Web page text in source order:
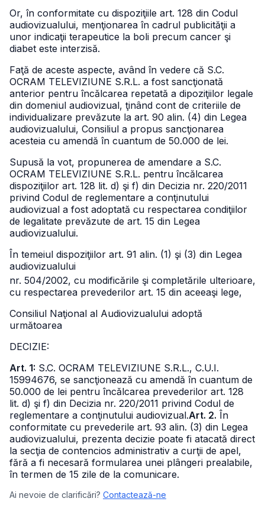
Or, în conformitate cu dispoziţiile art. 128 din Codul
audiovizualului, menţionarea în cadrul publicităţii a
unor indicaţii terapeutice la boli precum cancer şi
diabet este interzisă.
Faţă de aceste aspecte, având în vedere că S.C.
OCRAM TELEVIZIUNE S.R.L. a fost sancţionată
anterior pentru încălcarea repetată a dipoziţiilor legale
din domeniul audiovizual, ţinând cont de criteriile de
individualizare prevăzute la art. 90 alin. (4) din Legea
audiovizualului, Consiliul a propus sancţionarea
acesteia cu amendă în cuantum de 50.000 de lei.
Supusă la vot, propunerea de amendare a S.C.
OCRAM TELEVIZIUNE S.R.L. pentru încălcarea
dispoziţiilor art. 128 lit. d) şi f) din Decizia nr. 220/2011
privind Codul de reglementare a conţinutului
audiovizual a fost adoptată cu respectarea condiţiilor
de legalitate prevăzute de art. 15 din Legea
audiovizualului.
În temeiul dispoziţiilor art. 91 alin. (1) şi (3) din Legea
audiovizualului
nr. 504/2002, cu modificările şi completările ulterioare,
cu respectarea prevederilor art. 15 din aceeaşi lege,
Consiliul Naţional al Audiovizualului adoptă
următoarea
DECIZIE:
Art. 1: S.C. OCRAM TELEVIZIUNE S.R.L., C.U.I.
15994676, se sancţionează cu amendă în cuantum de
50.000 de lei pentru încălcarea prevederilor art. 128
lit. d) şi f) din Decizia nr. 220/2011 privind Codul de
reglementare a conţinutului audiovizual.Art. 2. În
conformitate cu prevederile art. 93 alin. (3) din Legea
audiovizualului, prezenta decizie poate fi atacată direct
la secţia de contencios administrativ a curţii de apel,
fără a fi necesară formularea unei plângeri prealabile,
în termen de 15 zile de la comunicare.
Ai nevoie de clarificări? Contactează-ne